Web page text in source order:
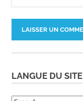
LANGUE DU SITE